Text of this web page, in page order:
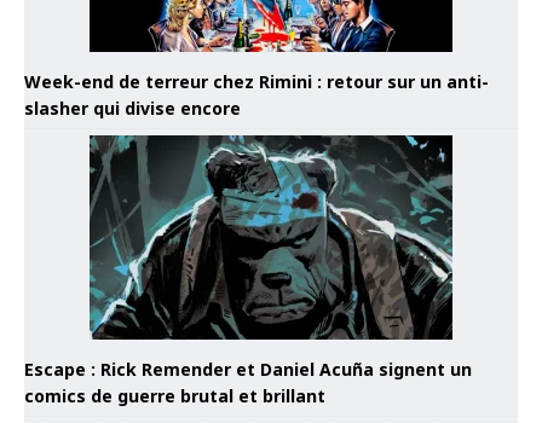
Week-end de terreur chez Rimini : retour sur un anti-
slasher qui divise encore
Escape : Rick Remender et Daniel Acuña signent un
comics de guerre brutal et brillant